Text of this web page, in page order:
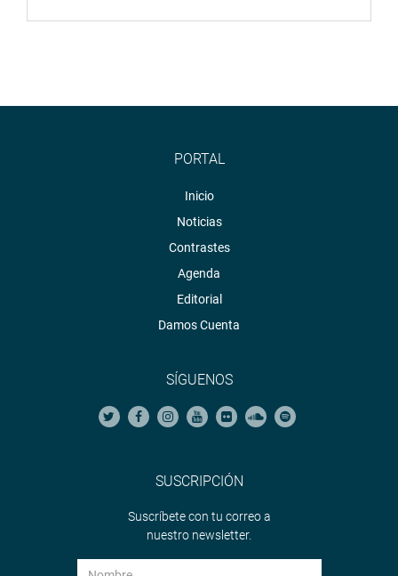
PORTAL
Inicio
Noticias
Contrastes
Agenda
Editorial
Damos Cuenta
SÍGUENOS
SUSCRIPCIÓN
Suscríbete con tu correo a
nuestro newsletter.